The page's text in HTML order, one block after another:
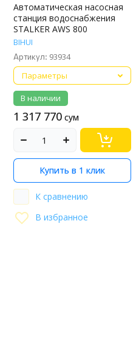
Автоматическая насосная
станция водоснабжения
STALKER AWS 800
BIHUI
Артикул: 93934
Параметры
В наличии
1 317 770 сум
Купить в 1 клик
К сравнению
В избранное